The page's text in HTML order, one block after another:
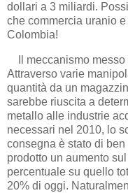
dollari a 3 miliardi.
che commercia uranio
Colombia!
Il meccanismo messo
Attraverso varie
quantità da un
sarebbe riuscita a
metallo alle industrie
necessari nel 2010, lo
consegna è stato di
prodotto un aumento
percentuale su quello
20% di oggi.